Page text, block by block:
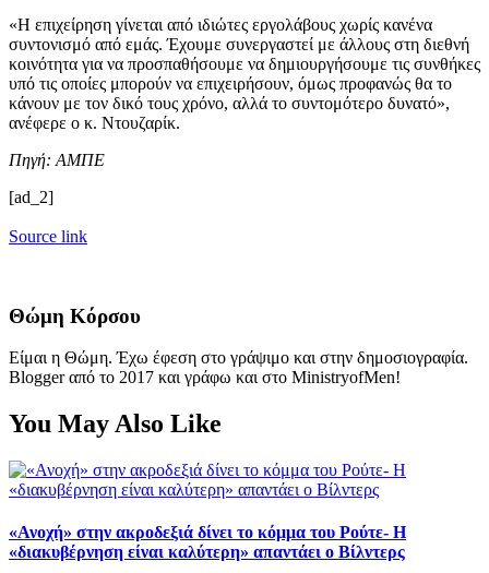
«Η επιχείρηση γίνεται από ιδιώτες εργολάβους χωρίς κανένα
συντονισμό από εμάς. Έχουμε συνεργαστεί με άλλους στη διεθνή
κοινότητα για να προσπαθήσουμε να δημιουργήσουμε τις συνθήκες
υπό τις οποίες μπορούν να επιχειρήσουν, όμως προφανώς θα το
κάνουν με τον δικό τους χρόνο, αλλά το συντομότερο δυνατό»,
ανέφερε ο κ. Ντουζαρίκ.
Πηγή: ΑΜΠΕ
[ad_2]
Source link
Θώμη Κόρσου
Είμαι η Θώμη. Έχω έφεση στο γράψιμο και στην δημοσιογραφία.
Blogger από το 2017 και γράφω και στο MinistryofMen!
You May Also Like
«Ανοχή» στην ακροδεξιά δίνει το κόμμα του Ρούτε- Η
«διακυβέρνηση είναι καλύτερη» απαντάει ο Βίλντερς